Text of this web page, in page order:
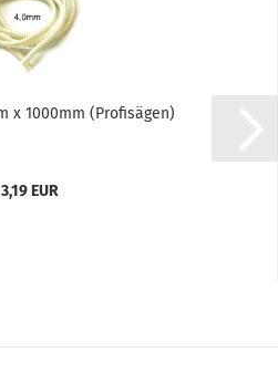
x 1000mm (Profisägen)
3,19 EUR